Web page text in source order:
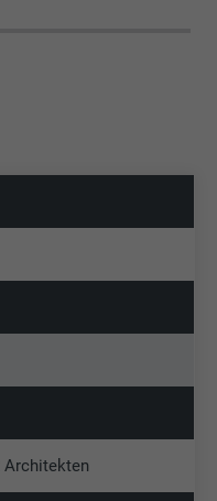
Architekten